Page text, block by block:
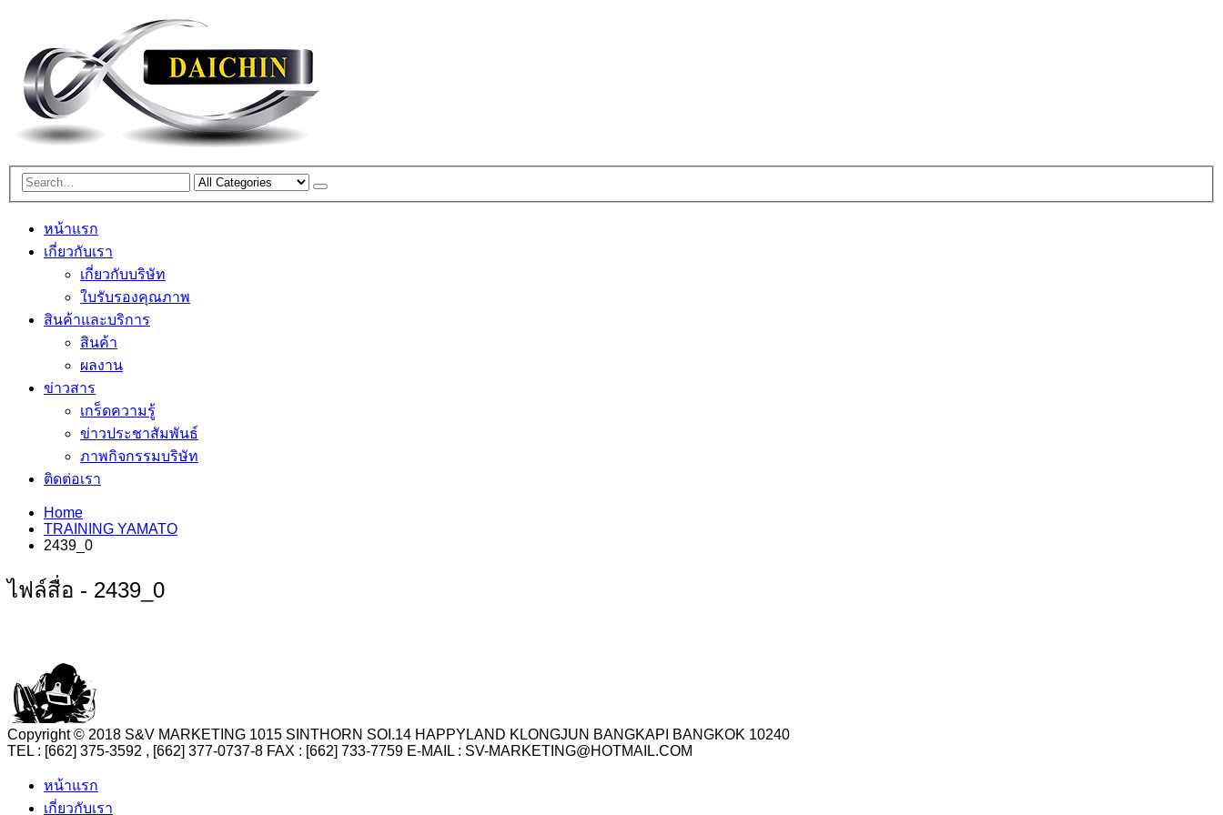
หน้าแรก
เกี่ยวกับเรา
เกี่ยวกับบริษัท
ใบรับรองคุณภาพ
สินค้าและบริการ
สินค้า
ผลงาน
ข่าวสาร
เกร็ดความรู้
ข่าวประชาสัมพันธ์
ภาพกิจกรรมบริษัท
ติดต่อเรา
Home
TRAINING YAMATO
2439_0
ไฟล์สื่อ - 2439_0
Copyright © 2018 S&V MARKETING 1015 SINTHORN SOI.14 HAPPYLAND KLONGJUN BANGKAPI BANGKOK 10240
TEL : [662] 375-3592 , [662] 377-0737-8 FAX : [662] 733-7759 E-MAIL : SV-MARKETING@HOTMAIL.COM
หน้าแรก
เกี่ยวกับเรา